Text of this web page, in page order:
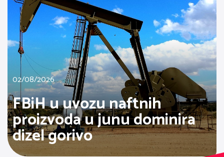
02/08/2026
FBiH u uvozu naftnih
proizvoda u junu dominira
dizel gorivo